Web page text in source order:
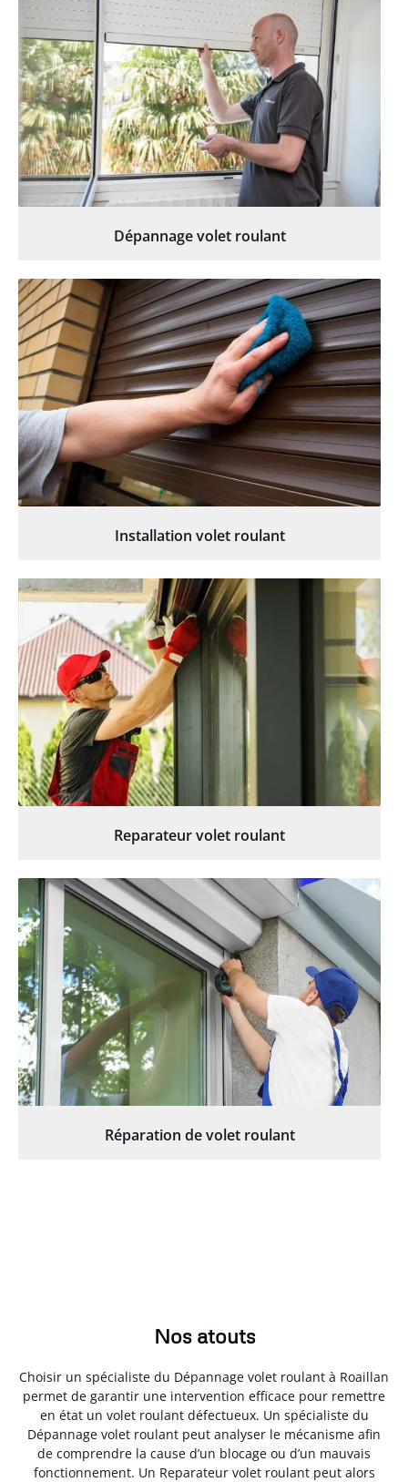
Dépannage volet roulant
Installation volet roulant
Reparateur volet roulant
Réparation de volet roulant
Nos atouts
Choisir un spécialiste du Dépannage volet roulant à Roaillan
permet de garantir une intervention efficace pour remettre
en état un volet roulant défectueux. Un spécialiste du
Dépannage volet roulant peut analyser le mécanisme afin
de comprendre la cause d’un blocage ou d’un mauvais
fonctionnement. Un Reparateur volet roulant peut alors